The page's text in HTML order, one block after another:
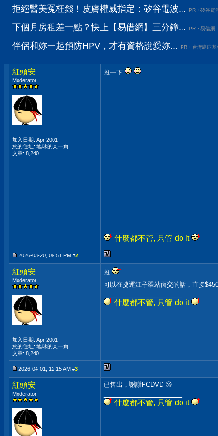
拒絕醫美冤枉錢！皮膚權威指定：矽谷電波... PR・矽谷電
下個月房租差一點？快上【易借網】三分鐘... PR・易借網
伴侶和妳一起預防HPV，才有資格說愛妳... PR・台灣癌症基
紅頭安
Moderator
加入日期: Apr 2001
您的住址: 地球的某一角
文章: 8,240
推一下
什麼都不管, 只管 do it
2026-03-20, 09:51 PM #2
紅頭安
Moderator
加入日期: Apr 2001
您的住址: 地球的某一角
文章: 8,240
推
可以在捷運江子翠站面交的話，直接
什麼都不管, 只管 do it
2026-04-01, 12:15 AM #3
紅頭安
Moderator
已售出，謝謝PCDVD 😘
什麼都不管, 只管 do it